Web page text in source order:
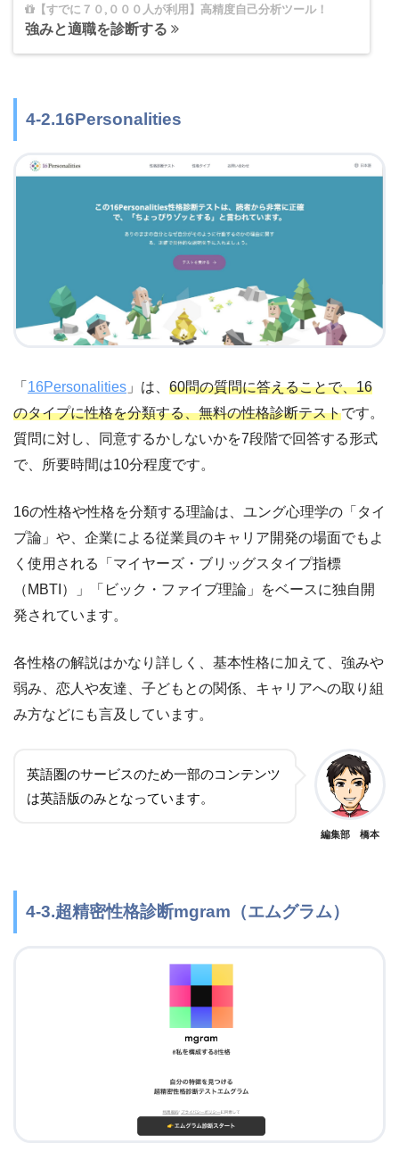
【すでに７０,０００人が利用】高精度自己分析ツール！
強みと適職を診断する
4-2.16Personalities
「 16Personalities 」は、 60問の質問に答えることで、16
のタイプに性格を分類する、無料の性格診断テストです。
質問に対し、同意するかしないかを7段階で回答する形式
で、所要時間は10分程度です。
16の性格や性格を分類する理論は、ユング心理学の「タイ
プ論」や、企業による従業員のキャリア開発の場面でもよ
く使用される「マイヤーズ・ブリッグスタイプ指標
（MBTI）」「ビック・ファイブ理論」をベースに独自開
発されています。
各性格の解説はかなり詳しく、基本性格に加えて、強みや
弱み、恋人や友達、子どもとの関係、キャリアへの取り組
み方などにも言及しています。
英語圏のサービスのため一部のコンテンツ
は英語版のみとなっています。
編集部 橋本
4-3.超精密性格診断mgram（エムグラム）